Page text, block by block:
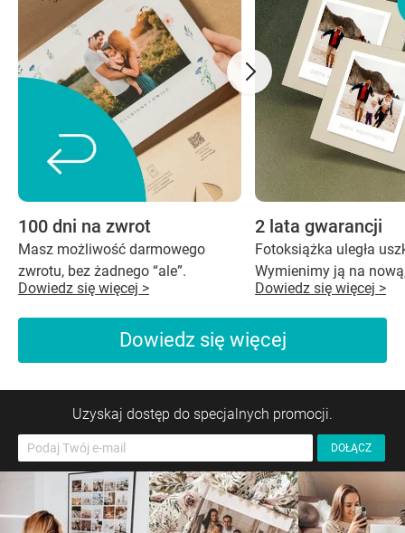
100 dni na zwrot
Masz możliwość darmowego
zwrotu, bez żadnego “ale”.
Dowiedz się więcej >
2 lata gwarancji
Fotoksiążka uległa
Wymienimy ją na
Dowiedz się więcej >
Dowiedz się więcej
Uzyskaj dostęp do specjalnych promocji.